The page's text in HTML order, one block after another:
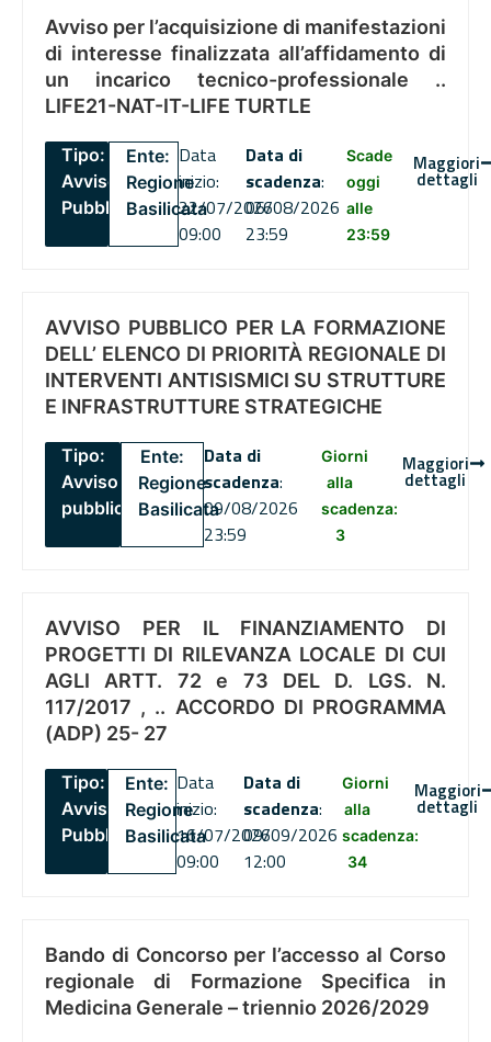
Avviso per l’acquisizione di manifestazioni
di interesse finalizzata all’affidamento di
un incarico tecnico-professionale ..
LIFE21-NAT-IT-LIFE TURTLE
Tipo:
Avviso
Pubblico
Ente:
Regione
Basilicata
Data
inizio:
22/07/2026
09:00
Data di
scadenza:
06/08/2026
23:59
Scade
oggi
alle
23:59
Maggiori
dettagli
AVVISO PUBBLICO PER LA FORMAZIONE
DELL’ ELENCO DI PRIORITÀ REGIONALE DI
INTERVENTI ANTISISMICI SU STRUTTURE
E INFRASTRUTTURE STRATEGICHE
Tipo:
Avviso
pubblico
Ente:
Regione
Basilicata
Data di
scadenza:
09/08/2026
23:59
Giorni
alla
scadenza:
3
Maggiori
dettagli
AVVISO PER IL FINANZIAMENTO DI
PROGETTI DI RILEVANZA LOCALE DI CUI
AGLI ARTT. 72 e 73 DEL D. LGS. N.
117/2017 , .. ACCORDO DI PROGRAMMA
(ADP) 25- 27
Tipo:
Avviso
Pubblico
Ente:
Regione
Basilicata
Data
inizio:
16/07/2026
09:00
Data di
scadenza:
09/09/2026
12:00
Giorni
alla
scadenza:
34
Maggiori
dettagli
Bando di Concorso per l’accesso al Corso
regionale di Formazione Specifica in
Medicina Generale – triennio 2026/2029